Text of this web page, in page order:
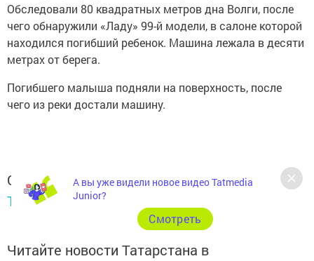
Обследовали 80 квадратных метров дна Волги, после
чего обнаружили «Ладу» 99-й модели, в салоне которой
находился погибший ребенок. Машина лежала в десяти
метрах от берега.
Погибшего малыша подняли на поверхность, после
чего из реки достали машину.
Следите за самым важным и интересным в
Telegram-канале
Читайте новости Татарстана в
А вы уже видели новое видео Tatmedia
Junior?
Cмотреть